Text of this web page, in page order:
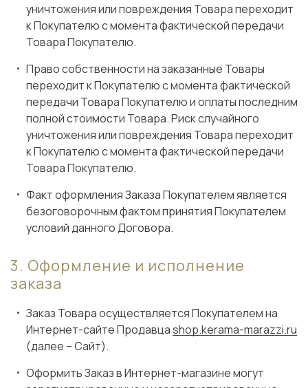
уничтожения или повреждения Товара переходит
к Покупателю с момента фактической передачи
Товара Покупателю.
Право собственности на заказанные Товары
переходит к Покупателю с момента фактической
передачи Товара Покупателю и оплаты последним
полной стоимости Товара. Риск случайного
уничтожения или повреждения Товара переходит
к Покупателю с момента фактической передачи
Товара Покупателю.
Факт оформления Заказа Покупателем является
безоговорочным фактом принятия Покупателем
условий данного Договора.
Оформление и исполнение
заказа
Заказ Товара осуществляется Покупателем на
Интернет-сайте Продавцаshop.kerama-marazzi.ru
(далее – Сайт).
Оформить Заказ в Интернет-магазине могут